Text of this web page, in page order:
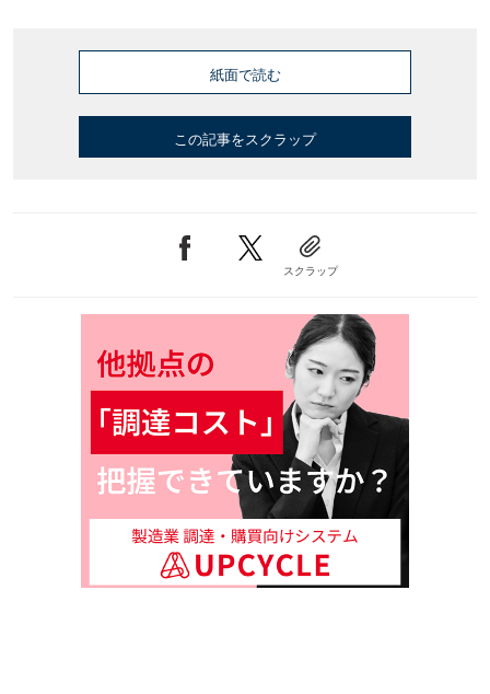
紙面で読む
この記事をスクラップ
スクラップ